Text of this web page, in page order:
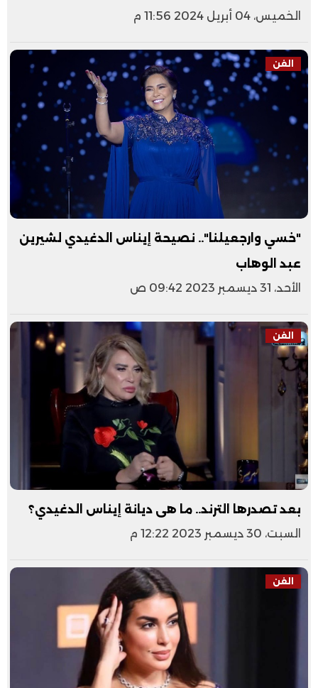
الخميس، 04 أبريل 2024 11:56 م
الفن
"خسي وارجعيلنا".. نصيحة إيناس الدغيدي لشيرين
عبد الوهاب
الأحد، 31 ديسمبر 2023 09:42 ص
الفن
بعد تصدرها الترند.. ما هى ديانة إيناس الدغيدي؟
السبت، 30 ديسمبر 2023 12:22 م
الفن